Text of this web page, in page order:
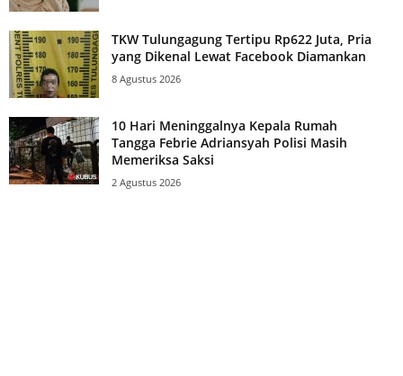
TKW Tulungagung Tertipu Rp622 Juta, Pria
yang Dikenal Lewat Facebook Diamankan
8 Agustus 2026
10 Hari Meninggalnya Kepala Rumah
Tangga Febrie Adriansyah Polisi Masih
Memeriksa Saksi
2 Agustus 2026